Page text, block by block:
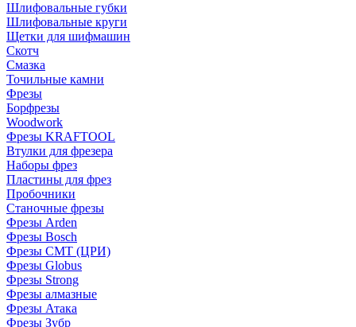
Шлифовальные губки
Шлифовальные круги
Щетки для шифмашин
Скотч
Смазка
Точильные камни
Фрезы
Борфрезы
Woodwork
Фрезы KRAFTOOL
Втулки для фрезера
Наборы фрез
Пластины для фрез
Пробочники
Станочные фрезы
Фрезы Arden
Фрезы Bosch
Фрезы CMT (ЦРИ)
Фрезы Globus
Фрезы Strong
Фрезы алмазные
Фрезы Атака
Фрезы Зубр